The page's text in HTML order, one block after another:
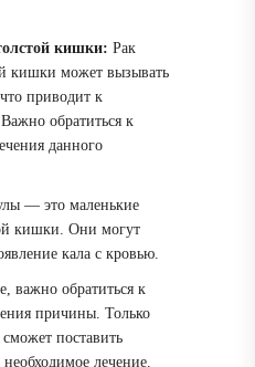
кишки: Рак
кишки может вызывать
приводит к
обратиться к
данного
— это маленькие
кишки. Они могут
кала с кровью.
важно обратиться к
причины. Только
поставить
лечение.